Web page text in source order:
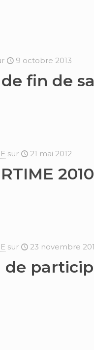
9 octobre 2013
fin de
sur 21 mai 2012
sur 23 novembre